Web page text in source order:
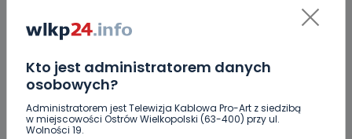
Kto jest administratorem danych
osobowych?
Administratorem jest Telewizja Kablowa Pro-Art z siedzibą
w miejscowości Ostrów Wielkopolski (63-400) przy ul.
Wolności 19.
motocyklem
Uważaj na oszustwo! Przychodzą maile z
fałszywego e-Urzędu Skarbowego
Jak wybrać prostownicę do włosów puszących się i